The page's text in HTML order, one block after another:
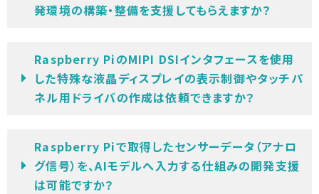
発環境の構築・整備を支援してもらえますか？
Raspberry PiのMIPI DSIインタフェースを使用
した特殊な液晶ディスプレイの表示制御やタッチパ
ネル用ドライバの作成は依頼できますか？
Raspberry Piで取得したセンサーデータ（アナロ
グ信号）を、AIモデルへ入力する仕組みの開発支援
は可能ですか？